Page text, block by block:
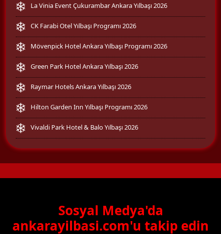
La Vinia Event Çukurambar Ankara Yılbaşı 2026
CK Farabi Otel Yılbaşı Programı 2026
Mövenpick Hotel Ankara Yılbaşı Programı 2026
Green Park Hotel Ankara Yılbaşı 2026
Raymar Hotels Ankara Yılbaşı 2026
Hilton Garden Inn Yılbaşı Programı 2026
Vivaldi Park Hotel & Balo Yılbaşı 2026
Sosyal Medya'da
ankarayilbasi.com'u takip edin